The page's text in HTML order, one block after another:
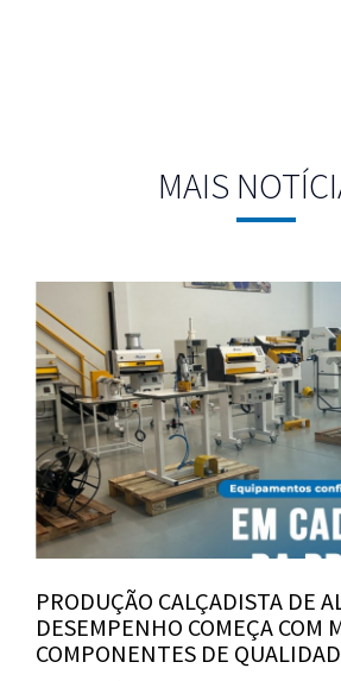
MAIS
PRODUÇÃO CALÇADISTA DE
DESEMPENHO COMEÇA COM
COMPONENTES DE